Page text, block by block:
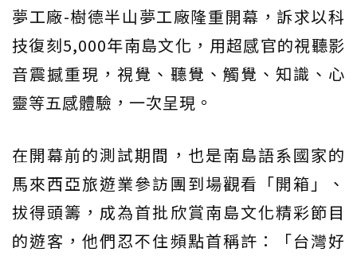
夢工廠-樹德半山夢工廠隆重開幕，訴求以科
技復刻5,000年南島文化，用超感官的視聽影
音震撼重現，視覺、聽覺、觸覺、知識、心
靈等五感體驗，一次呈現。
在開幕前的測試期間，也是南島語系國家的
馬來西亞旅遊業參訪團到場觀看「開箱」、
拔得頭籌，成為首批欣賞南島文化精彩節目
的遊客，他們忍不住頻點首稱許：「台灣好